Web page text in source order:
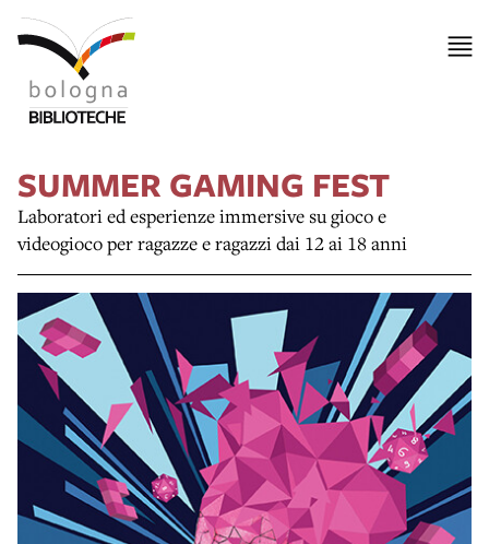
SUMMER GAMING FEST
Laboratori ed esperienze immersive su gioco e
videogioco per ragazze e ragazzi dai 12 ai 18 anni